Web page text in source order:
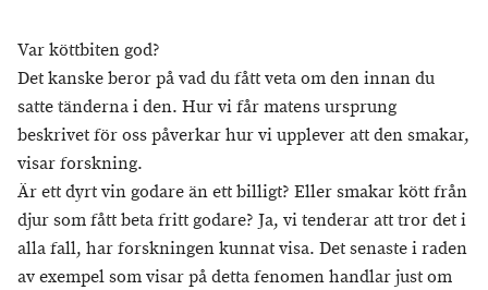
Var köttbiten god?
Det kanske beror på vad du fått veta om den innan du
satte tänderna i den. Hur vi får matens ursprung
beskrivet för oss påverkar hur vi upplever att den smakar,
visar forskning.
Är ett dyrt vin godare än ett billigt? Eller smakar kött från
djur som fått beta fritt godare? Ja, vi tenderar att tror det i
alla fall, har forskningen kunnat visa. Det senaste i raden
av exempel som visar på detta fenomen handlar just om